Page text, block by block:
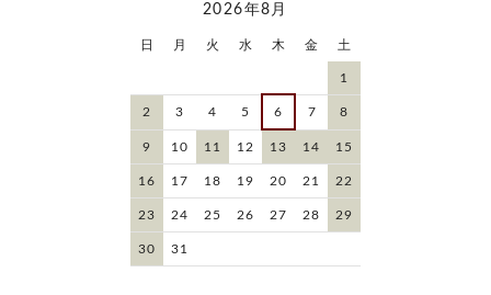
2026年8月
日 月 火 水 木 金 土
1
2 3 4 5 6 7 8
9 10 11 12 13 14 15
16 17 18 19 20 21 22
23 24 25 26 27 28 29
30 31